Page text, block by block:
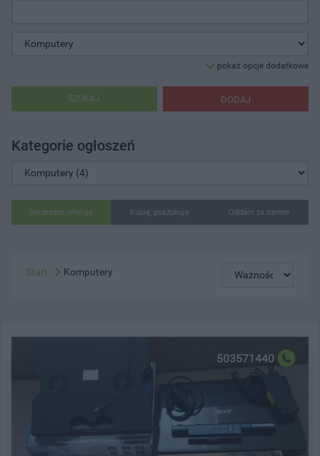
pokaż opcje dodatkowe
DODAJ
SZUKAJ
Kategorie ogłoszeń
Sprzedam, oferuję Kupię, poszukuję Oddam za darmo
Start Komputery
503571440